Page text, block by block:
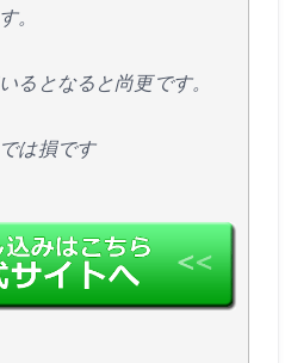
。
るとなると尚更です。
は損です